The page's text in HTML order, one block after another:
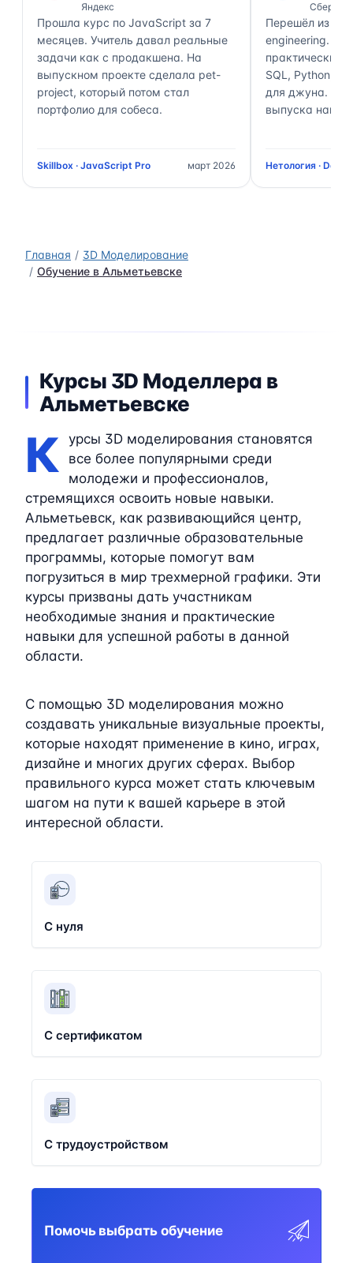
Яндекс
Прошла курс по JavaScript за 7
месяцев. Учитель давал реальные
задачи как с продакшена. На
выпускном проекте сделала pet-
project, который потом стал
портфолио для собеса.
Skillbox · JavaScript Pro март 2026
Сбер
Перешёл из
engineering.
практически
SQL, Python,
для джуна.
выпуска нашёл
Нетология · Data
Главная
3D Моделирование
Обучение в Альметьевске
Курсы 3D Моделлера в
Альметьевске
К
урсы 3D моделирования становятся
все более популярными среди
молодежи и профессионалов,
стремящихся освоить новые навыки.
Альметьевск, как развивающийся центр,
предлагает различные образовательные
программы, которые помогут вам
погрузиться в мир трехмерной графики. Эти
курсы призваны дать участникам
необходимые знания и практические
навыки для успешной работы в данной
области.
С помощью 3D моделирования можно
создавать уникальные визуальные проекты,
которые находят применение в кино, играх,
дизайне и многих других сферах. Выбор
правильного курса может стать ключевым
шагом на пути к вашей карьере в этой
интересной области.
С нуля
С сертификатом
С трудоустройством
Помочь выбрать обучение